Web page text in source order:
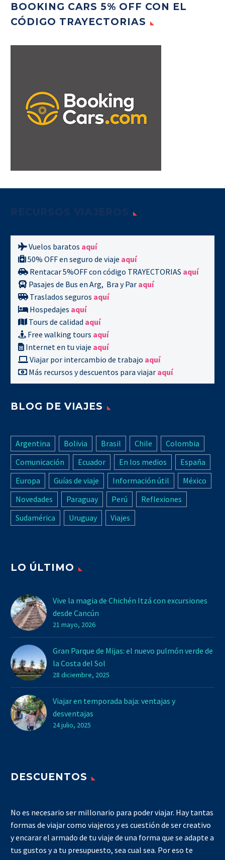
BOOKING CARS 5% OFF CON EL
CÓDIGO TRAYECTORIAS
Vuelos baratos aquí
50% OFF en seguro de viaje aquí
Rentacar 5%OFF con código TRAYECTORIAS aquí
Pasajes de Bus en Arg, Bra y Par aquí
Traslados seguros aquí
Hospedajes aquí
Tours de calidad aquí
Free walking tours aquí
Internet en tu viaje aquí
Viajar por intercambio de trabajo aquí
Más recursos y descuentos para viajar aquí
Esta obra está bajo una Licencia Creative Commons
Atribución-NoComercial-CompartirIgual 4.0 Internacional
BLOG DE VIAJES
Argentina Bolivia Brasil Chile
Colombia
Comunicación
Ecuador En los medios
España
Europa
Guías de viaje Información útil
México
Novedades
Paraguay Perú
Reflexiones
Sudamérica
Uruguay Viajes
LO ÚLTIMO
Vive la magia de Chichén Itzá con excursiones
desde Cancún
21 mayo, 2026
Gran Parque de Mijas: el nuevo pulmón verde de
la Costa del Sol
28 diciembre, 2025
Viajar en temporada baja: ventajas y
desventajas
24 julio, 2025
DESCUENTOS
No es necesario ser millonario para poder viajar. Hay tantas
formas de viajar como viajeros y es cuestión de ser creativo
y encarar el armado de tu viaje de una forma que se adapte a
tus gustos y a tu presupuesto, sea cual sea. Por eso te